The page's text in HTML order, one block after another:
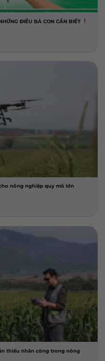
ĐIỀU BÀ CON CẦN BIẾT
nông nghiệp quy mô lớn
thiếu nhân công trong nông